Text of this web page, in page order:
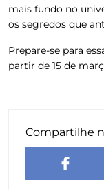
mais fundo no
os segredos que
Prepare-se para
partir de 15 de
Compartilhe